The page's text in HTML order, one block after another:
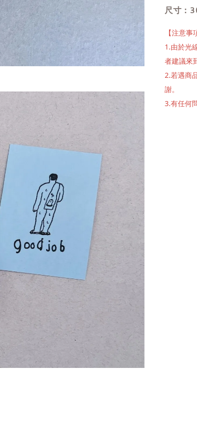
尺寸：
【注意事
1.由於光
者建議來
2.若遇商
謝。
3.有任何